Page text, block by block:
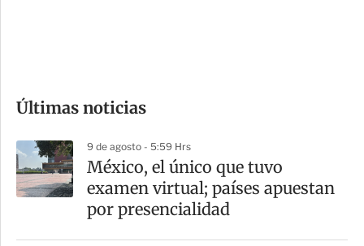
m
a
r
t
Últimas noticias
9 de agosto - 5:59 Hrs
México, el único que tuvo
examen virtual; países apuestan
por presencialidad